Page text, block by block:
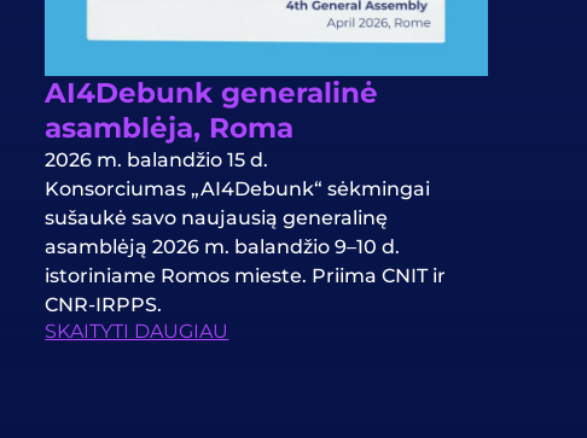
AI4Debunk generalinė
asamblėja, Roma
2026 m. balandžio 15 d.
Konsorciumas „AI4Debunk“ sėkmingai
sušaukė savo naujausią generalinę
asamblėją 2026 m. balandžio 9–10 d.
istoriniame Romos mieste. Priima CNIT ir
CNR-IRPPS.
SKAITYTI DAUGIAU